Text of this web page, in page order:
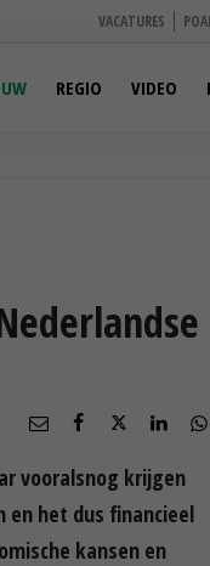
VACATURES
REGIO VIDEO
vooralsnog krijgen
het dus financieel
kansen en